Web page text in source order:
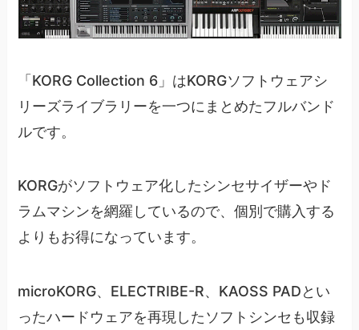
「KORG Collection 6」はKORGソフトウェアシ
リーズライブラリーを一つにまとめたフルバンド
ルです。
KORGがソフトウェア化したシンセサイザーやド
ラムマシンを網羅しているので、個別で購入する
よりもお得になっています。
microKORG、ELECTRIBE-R、KAOSS PADとい
ったハードウェアを再現したソフトシンセも収録